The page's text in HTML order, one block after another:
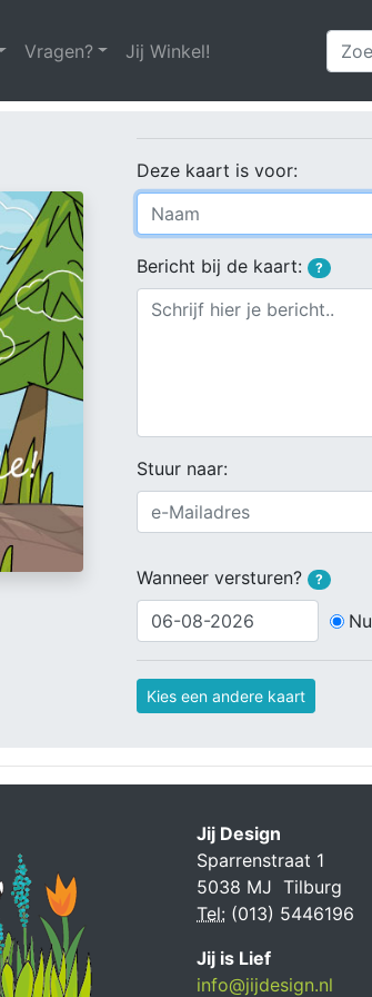
Vragen? Jij Winkel!
Deze kaart is voor:
Bericht bij de kaart: ?
Stuur naar:
Wanneer versturen?
?
Nu
Kies een andere kaart
Jij Design
Sparrenstraat 1
5038 MJ Tilburg
Tel: (013) 5446196
Jij is Lief
info@jijdesign.nl